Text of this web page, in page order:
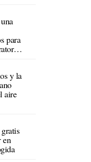
para
y la
aire
en